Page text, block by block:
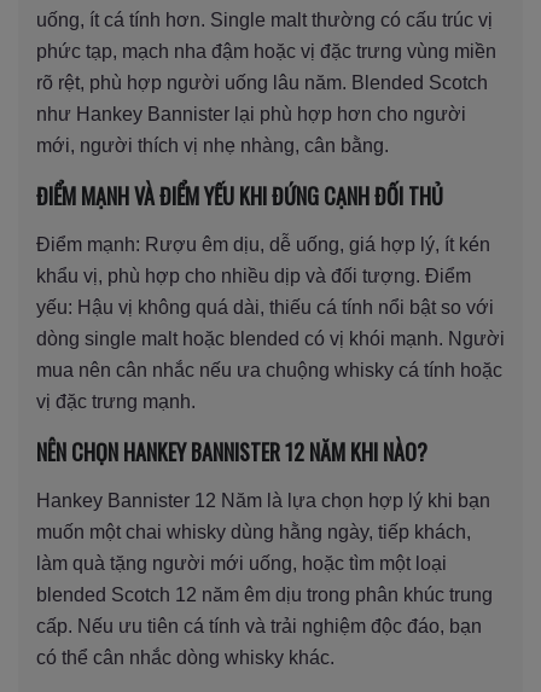
uống, ít cá tính hơn. Single malt thường có cấu trúc vị
phức tạp, mạch nha đậm hoặc vị đặc trưng vùng miền
rõ rệt, phù hợp người uống lâu năm. Blended Scotch
như Hankey Bannister lại phù hợp hơn cho người
mới, người thích vị nhẹ nhàng, cân bằng.
ĐIỂM MẠNH VÀ ĐIỂM YẾU KHI ĐỨNG CẠNH ĐỐI THỦ
Điểm mạnh: Rượu êm dịu, dễ uống, giá hợp lý, ít kén
khẩu vị, phù hợp cho nhiều dịp và đối tượng. Điểm
yếu: Hậu vị không quá dài, thiếu cá tính nổi bật so với
dòng single malt hoặc blended có vị khói mạnh. Người
mua nên cân nhắc nếu ưa chuộng whisky cá tính hoặc
vị đặc trưng mạnh.
NÊN CHỌN HANKEY BANNISTER 12 NĂM KHI NÀO?
Hankey Bannister 12 Năm là lựa chọn hợp lý khi bạn
muốn một chai whisky dùng hằng ngày, tiếp khách,
làm quà tặng người mới uống, hoặc tìm một loại
blended Scotch 12 năm êm dịu trong phân khúc trung
cấp. Nếu ưu tiên cá tính và trải nghiệm độc đáo, bạn
có thể cân nhắc dòng whisky khác.